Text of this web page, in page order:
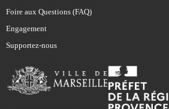
Foire aux Questions (FAQ)
Engagement
Supportez-nous